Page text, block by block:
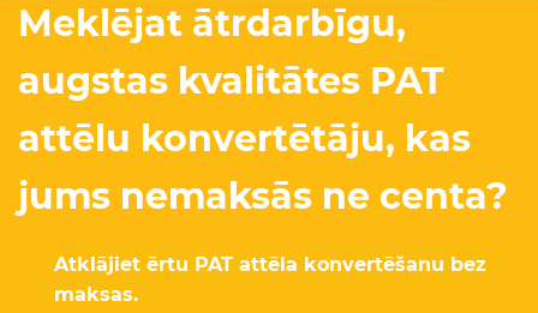
Meklējat ātrdarbīgu,
augstas kvalitātes PAT
attēlu konvertētāju, kas
jums nemaksās ne centa?
Atklājiet ērtu PAT attēla konvertēšanu bez
maksas.